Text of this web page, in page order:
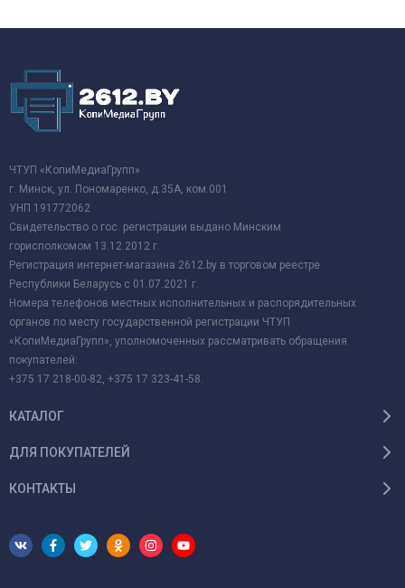
ЧТУП «КопиМедиаГрупп»
г. Минск, ул. Пономаренко, д.35А, ком.001
УНП 191772062
Свидетельство о гос. регистрации выдано Минским
горисполкомом 13.12.2012 г.
Регистрация интернет-магазина 2612.by в торговом реестре
Республики Беларусь с 01.07.2021 г.
Номера телефонов местных исполнительных и распорядительных
органов по месту государственной регистрации ЧТУП
«КопиМедиаГрупп», уполномоченных рассматривать обращения
покупателей:
+375 17 218-00-82, +375 17 323-41-58.
КАТАЛОГ
ДЛЯ ПОКУПАТЕЛЕЙ
КОНТАКТЫ